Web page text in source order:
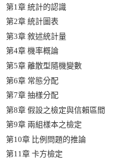
第1章 統計的認識
第2章 統計圖表
第3章 敘述統計量
第4章 機率概論
第5章 離散型隨機變數
第6章 常態分配
第7章 抽樣分配
第8章 假設之檢定與信賴區間
第9章 兩組樣本之檢定
第10章 比例問題的推論
第11章 卡方檢定